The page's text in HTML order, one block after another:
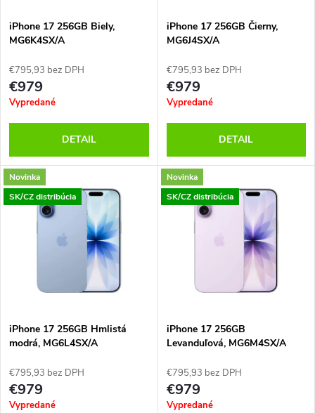
e
p
r
d
u
o
v
s
p
r
o
d
u
v
iPhone 17 256GB Biely,
MG6K4SX/A
€795,93 bez DPH
€979
Vypredané
DETAIL
iPhone 17 256GB Čierny,
MG6J4SX/A
€795,93 bez DPH
€979
Vypredané
DETAIL
Novinka
SK/CZ distribúcia
iPhone 17 256GB Hmlistá
modrá, MG6L4SX/A
€795,93 bez DPH
€979
Vypredané
Novinka
SK/CZ distribúcia
iPhone 17 256GB
Levanduľová, MG6M4SX/A
€795,93 bez DPH
€979
Vypredané